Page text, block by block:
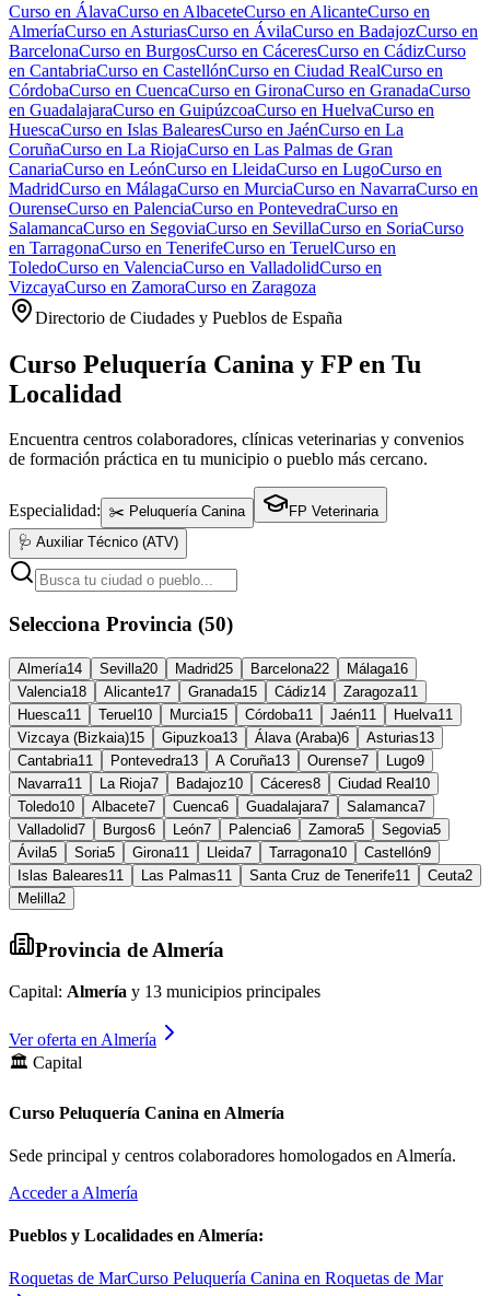
Curso en ÁlavaCurso en AlbaceteCurso en AlicanteCurso en
AlmeríaCurso en AsturiasCurso en ÁvilaCurso en BadajozCurso en
BarcelonaCurso en BurgosCurso en CáceresCurso en CádizCurso
en CantabriaCurso en CastellónCurso en Ciudad RealCurso en
CórdobaCurso en CuencaCurso en GironaCurso en GranadaCurso
en GuadalajaraCurso en GuipúzcoaCurso en HuelvaCurso en
HuescaCurso en Islas BalearesCurso en JaénCurso en La
CoruñaCurso en La RiojaCurso en Las Palmas de Gran
CanariaCurso en LeónCurso en LleidaCurso en LugoCurso en
MadridCurso en MálagaCurso en MurciaCurso en NavarraCurso en
OurenseCurso en PalenciaCurso en PontevedraCurso en
SalamancaCurso en SegoviaCurso en SevillaCurso en SoriaCurso
en TarragonaCurso en TenerifeCurso en TeruelCurso en
ToledoCurso en ValenciaCurso en ValladolidCurso en
VizcayaCurso en ZamoraCurso en Zaragoza
Directorio de Ciudades y Pueblos de España
Curso Peluquería Canina y FP en Tu
Localidad
Encuentra centros colaboradores, clínicas veterinarias y convenios
de formación práctica en tu municipio o pueblo más cercano.
Especialidad: ✂️ Peluquería Canina
FP Veterinaria
🩺 Auxiliar Técnico (ATV)
Selecciona Provincia (50)
Almería14 Sevilla20 Madrid25 Barcelona22 Málaga16
Valencia18 Alicante17 Granada15 Cádiz14 Zaragoza11
Huesca11 Teruel 10 Murcia15 Córdoba11 Jaén11 Huelva11
Vizcaya (Bizkaia)15 Gipuzkoa13 Álava (Araba)6 Asturias13
Cantabria11 Pontevedra13 A Coruña13 Ourense7 Lugo9
Navarra11 La Rioja7 Badajoz10 Cáceres8 Ciudad Real 10
Toledo10 Albacete7 Cuenca6 Guadalajara7 Salamanca7
Valladolid7 Burgos6 León7 Palencia6 Zamora5 Segovia5
Ávila5 Soria5 Girona11 Lleida7 Tarragona10 Castellón9
Islas Baleares11 Las Palmas11 Santa Cruz de Tenerife11 Ceuta2
Melilla2
Provincia de Almería
Capital: Almería y 13 municipios principales
Ver oferta en Almería
🏛️ Capital
Curso Peluquería Canina en Almería
Sede principal y centros colaboradores homologados en Almería.
Acceder a Almería
Pueblos y Localidades en Almería:
Roquetas de MarCurso Peluquería Canina en Roquetas de Mar